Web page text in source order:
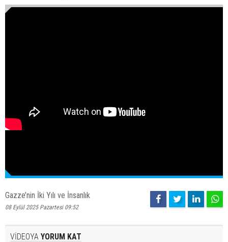
Gazze’nin İki Yılı ve İnsanlık
08 Eylül 2025 Pazartesi 09:52
VİDEOYA YORUM KAT